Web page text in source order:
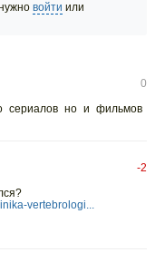
войти или
0
сериалов но и фильмов
-2
vertebrologi...